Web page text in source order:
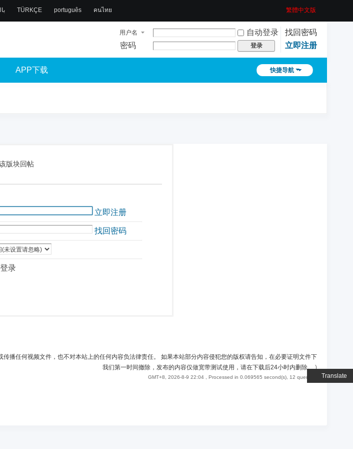
Translate
TÜRKÇE português คนไทย 繁體中文版
用户名 自动登录
找回密码
密码
登录 立即注册
快捷导航
APP下载
版块回帖
立即注册
找回密码
录
播任何视频文件，也不对本站上的任何内容负法律责任。 如果本站部分内容侵犯您的版权请告知，在必要证明文件下
我们第一时间撤除，发布的内容仅做宽带测试使用，请在下载后24小时内删除。)
GMT+8, 2026-8-9 22:04 , Processed in 0.069565 second(s), 12 queries .